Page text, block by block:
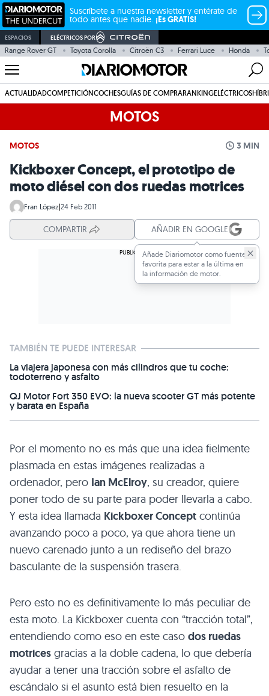
Suscríbete a nuestra newsletter y entérate de
todo antes que nadie. ¡Es GRATIS!
ESPACIOS ELÉCTRICOS POR
Range Rover GT Toyota Corolla Citroën C3 Ferrari Luce Honda
ACTUALIDADCOMPETICIÓNCOCHESGUÍAS DE COMPRARANKINGELÉCTRICOS
MOTOS
MOTOS 3 MIN
Kickboxer Concept, el prototipo de
moto diésel con dos ruedas motrices
Fran López|24 Feb 2011
COMPARTIR AÑADIR EN GOOGLE
Añade Diariomotor como fuente
favorita para estar a la última en
la información de motor.
TAMBIÉN TE PUEDE INTERESAR
La viajera japonesa con más cilindros que tu coche:
todoterreno y asfalto
QJ Motor Fort 350 EVO: la nueva scooter GT más potente
y barata en España
Por el momento no es más que una idea fielmente
plasmada en estas imágenes realizadas a
ordenador, pero Ian McElroy, su creador, quiere
poner todo de su parte para poder llevarla a cabo.
Y esta idea llamada Kickboxer Concept continúa
avanzando poco a poco, ya que ahora tiene un
nuevo carenado junto a un rediseño del brazo
basculante de la suspensión trasera.
Pero esto no es definitivamente lo más peculiar de
esta moto. La Kickboxer cuenta con “tracción total”,
entendiendo como eso en este caso dos ruedas
motrices gracias a la doble cadena, lo que debería
ayudar a tener una tracción sobre el asfalto de
escándalo si el asunto está bien resuelto en la